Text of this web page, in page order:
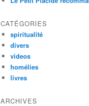
CATÉGORIES
spiritualité
divers
videos
homélies
livres
ARCHIVES